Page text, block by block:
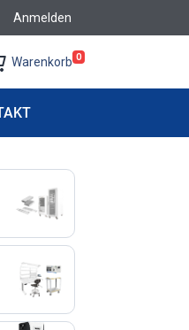
Anmelden
Warenkorb 0